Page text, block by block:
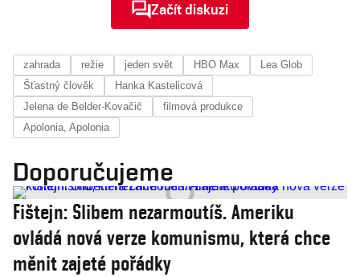
Začít diskuzi
zahrada režie jeden svět HBO Max
Lea Glob
Šťastný člověk
Hanka Kastelicová
Jelena de Belder-Kovačič
filmová produkce
Apolonia, Apolonia
Doporučujeme
Fištejn: Slibem nezarmoutíš. Ameriku
ovládá nová verze komunismu, která chce
měnit zajeté pořádky